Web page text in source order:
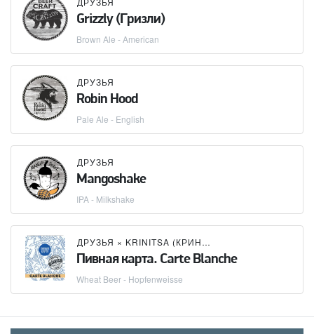
Grizzly (Гризли)
Brown Ale - American
ДРУЗЬЯ
Robin Hood
Pale Ale - English
ДРУЗЬЯ
Mangoshake
IPA - Milkshake
ДРУЗЬЯ × KRINITSA (КРИНИЦА)
Пивная карта. Carte Blanche
Wheat Beer - Hopfenweisse